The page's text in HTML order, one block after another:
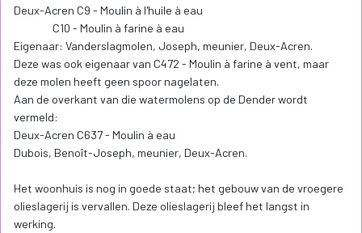
Deux-Acren C9 - Moulin à l'huile à eau
C10 - Moulin à farine à eau
Eigenaar: Vanderslagmolen, Joseph, meunier, Deux-Acren.
Deze was ook eigenaar van C472 - Moulin à farine à vent, maar
deze molen heeft geen spoor nagelaten.
Aan de overkant van die watermolens op de Dender wordt
vermeld:
Deux-Acren C637 - Moulin à eau
Dubois, Benoît-Joseph, meunier, Deux-Acren.
Het woonhuis is nog in goede staat; het gebouw van de vroegere
olieslagerij is vervallen. Deze olieslagerij bleef het langst in
werking.